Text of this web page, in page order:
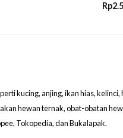
Rp
kucing, anjing, ikan hias, kelinci,
hewan ternak, obat-obatan
Tokopedia, dan Bukalapak.